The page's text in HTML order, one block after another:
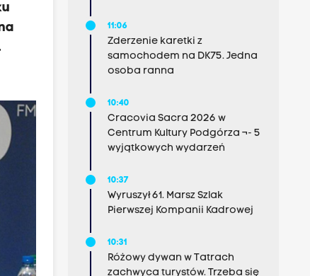
11:06
Zderzenie karetki z
samochodem na DK75. Jedna
osoba ranna
10:40
Cracovia Sacra 2026 w
Centrum Kultury Podgórza ¬- 5
wyjątkowych wydarzeń
10:37
Wyruszył 61. Marsz Szlak
Pierwszej Kompanii Kadrowej
10:31
Różowy dywan w Tatrach
zachwyca turystów. Trzeba się